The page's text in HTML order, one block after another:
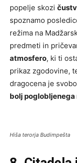
popelje skozi
spoznamo
režima na
predmeti in
atmosfero, ki ti
prikaz zgodovine,
dragocena je
bolj
Hiša terorja Budimpešta